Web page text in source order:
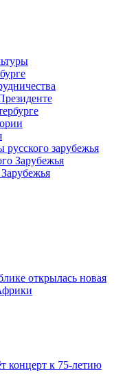
зарубежья
Зарубежья
открылась новая
концерт к 75-летию